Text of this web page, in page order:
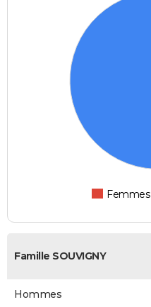
Femmes
Famille SOUVIGNY
Hommes